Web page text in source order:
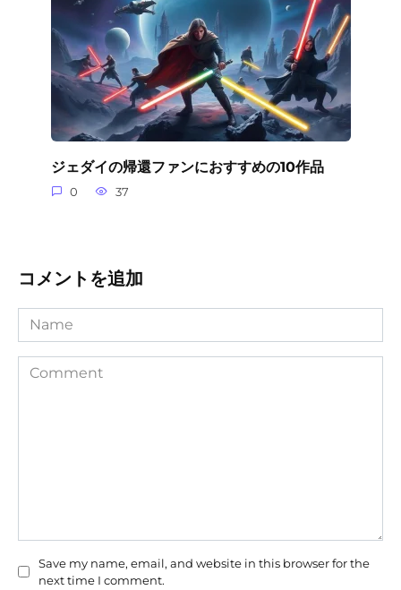
ジェダイの帰還ファンにおすすめの10作品
0 37
コメントを追加
Name
Comment
Save my name, email, and website in this browser for the
next time I comment.